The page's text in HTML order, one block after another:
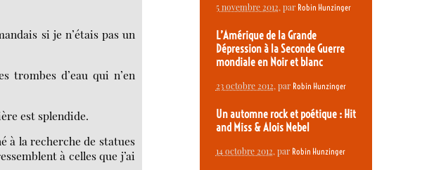
si je n’étais pas un
trombes d’eau qui n’en
est splendide.
à la recherche de statues
à celles que j’ai
5 novembre 2012, par Robin Hunzinger
L’Amérique de la Grande
Dépression à la Seconde Guerre
mondiale en Noir et blanc
23 octobre 2012, par Robin Hunzinger
Un automne rock et poétique : Hit
and Miss & Alois Nebel
14 octobre 2012, par Robin Hunzinger